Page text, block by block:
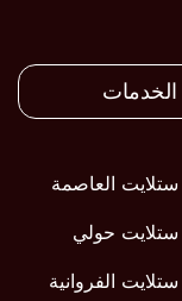
الخدمات
العاصمة
حولي
الفروانية